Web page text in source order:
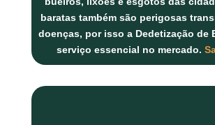
baratas também são perigosas
doenças, por isso a Dedetização de
serviço essencial no mercado.